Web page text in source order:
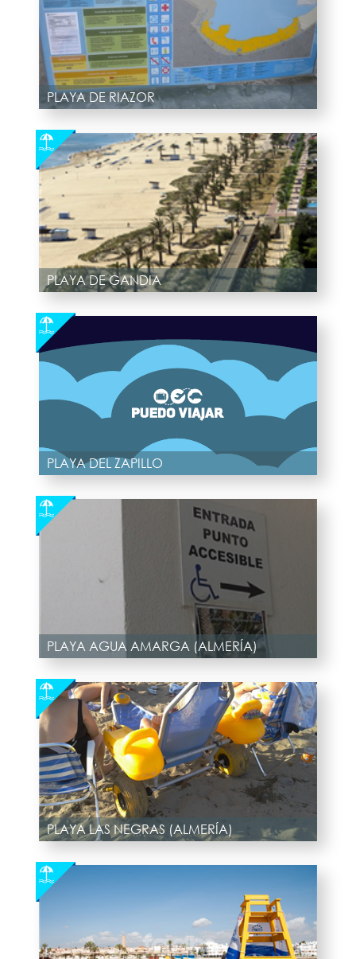
PLAYA DE RIAZOR
PLAYA DE GANDIA
PLAYA DEL ZAPILLO
PLAYA AGUA AMARGA (ALMERÍA)
PLAYA LAS NEGRAS (ALMERÍA)